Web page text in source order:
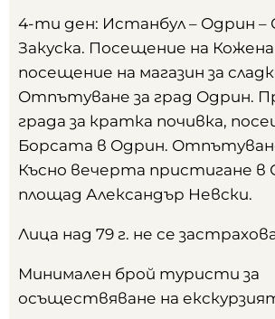
4-ти ден: Истанбул – Одрин –
Закуска. Посещение на
посещение на магазин за
Отпътуване за град Одрин.
града за кратка почивка,
Борсата в Одрин.
Късно вечерта пристигане в
площад Александър Невски.
Лица над 79 г. не се
Минимален брой туристи за
осъществяване на